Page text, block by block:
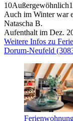
10Außergewöhnlich
Auch im Winter war
Natascha B.
Aufenthalt im Dez.
Weitere Infos zu
Dorum-Neufeld